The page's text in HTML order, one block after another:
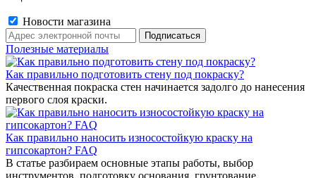
Новости магазина
Полезные материалы
Как правильно подготовить стену под покраску?
Качественная покраска стен начинается задолго до нанесения
первого слоя краски.
Как правильно наносить износостойкую краску на
гипсокартон? FAQ
В статье разбираем основные этапы работы, выбор
инструментов, подготовку основания, грунтование,